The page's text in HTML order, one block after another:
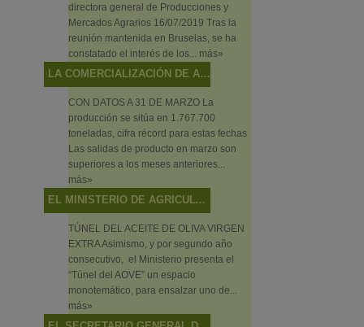
directora general de Producciones y
Mercados Agrarios 16/07/2019 Tras la
reunión mantenida en Bruselas, se ha
constatado el interés de los... más»
LA COMERCIALIZACIÓN DE ACEITE DE OLIVA ALCANZA NIVELES MÁXIMOS EN EL ECUADOR DE LA CAMPAÑA
CON DATOS A 31 DE MARZO La
producción se sitúa en 1.767.700
toneladas, cifra récord para estas fechas
Las salidas de producto en marzo son
superiores a los meses anteriores...
más»
EL MINISTERIO DE AGRICULTURA, PESCA Y ALIMENTACIÓN PROMOCIONA BAJO EL CONCEPTO “ALIMENTOS DE ESPAÑA” LOS VINOS, ACEITES Y PRODUCTOS PESQUEROS EN EL SALÓN DE GOURMETS 2019
TÚNEL DEL ACEITE DE OLIVA VIRGEN
EXTRA Asimismo, y por segundo año
consecutivo, el Ministerio presenta el
“Túnel del AOVE” un espacio
monotemático, para ensalzar uno de...
más»